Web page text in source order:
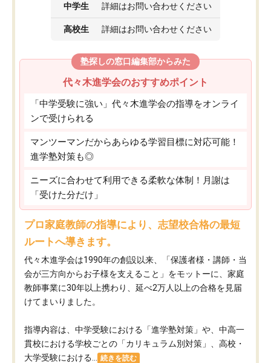
中学生 詳細はお問い合わせください
高校生 詳細はお問い合わせください
塾探しの窓口編集部からみた
代々木進学会のおすすめポイント
「中学受験に強い」代々木進学会の指導をオンライ
ンで受けられる
マンツーマンだからあらゆる学習目標に対応可能！
進学塾対策も◎
ニーズに合わせて利用できる柔軟な体制！月謝は
「受けた分だけ」
プロ家庭教師の指導により、志望校合格の最短
ルートへ導きます。
代々木進学会は1990年の創設以来、「保護者様・講師・当
会が三方向からお子様を支えること」をモットーに、家庭
教師事業に30年以上携わり、延べ2万人以上の合格を見届
けてまいりました。
指導内容は、中学受験における「進学塾対策」や、中高一
貫校における学校ごとの「カリキュラム別対策」、高校・
大学受験における...
続きを読む